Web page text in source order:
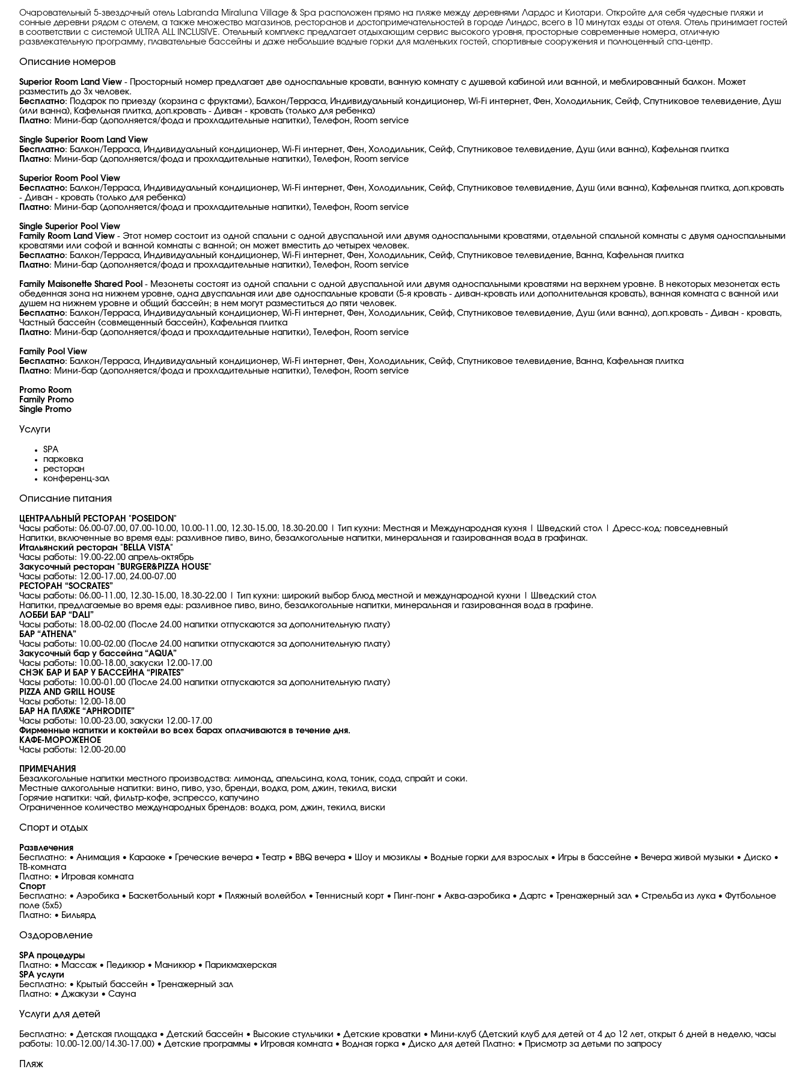
Очаровательный 5-звездочный отель Labranda Miraluna Village & Spa расположен прямо на пляже между деревнями Лардос и Киотари. Откройте для себя чудесные пляжи и
сонные деревни рядом с отелем, а также множество магазинов, ресторанов и достопримечательностей в городе Линдос, всего в 10 минутах езды от отеля. Отель принимает гостей
в соответствии с системой ULTRA ALL INCLUSIVE. Отельный комплекс предлагает отдыхающим сервис высокого уровня, просторные современные номера, отличную
развлекательную программу, плавательные бассейны и даже небольшие водные горки для маленьких гостей, спортивные сооружения и полноценный спа-центр.
Описание номеров
Superior Room Land View - Просторный номер предлагает две односпальные кровати, ванную комнату с душевой кабиной или ванной, и меблированный балкон. Может
разместить до 3х человек.
Бесплатно: Подарок по приезду (корзина с фруктами), Балкон/Терраса, Индивидуальный кондиционер, Wi-Fi интернет, Фен, Холодильник, Сейф, Спутниковое телевидение, Душ
(или ванна), Кафельная плитка, доп.кровать - Диван - кровать (только для ребенка)
Платно: Мини-бар (дополняется/фода и прохладительные напитки), Телефон, Room service
Single Superior Room Land View
Бесплатно: Балкон/Терраса, Индивидуальный кондиционер, Wi-Fi интернет, Фен, Холодильник, Сейф, Спутниковое телевидение, Душ (или ванна), Кафельная плитка
Платно: Мини-бар (дополняется/фода и прохладительные напитки), Телефон, Room service
Superior Room Pool View
Бесплатно: Балкон/Терраса, Индивидуальный кондиционер, Wi-Fi интернет, Фен, Холодильник, Сейф, Спутниковое телевидение, Душ (или ванна), Кафельная плитка, доп.кровать
- Диван - кровать (только для ребенка)
Платно: Мини-бар (дополняется/фода и прохладительные напитки), Телефон, Room service
Single Superior Pool View
Family Room Land View - Этот номер состоит из одной спальни с одной двуспальной или двумя односпальными кроватями, отдельной спальной комнаты с двумя односпальными
кроватями или софой и ванной комнаты с ванной; он может вместить до четырех человек.
Бесплатно: Балкон/Терраса, Индивидуальный кондиционер, Wi-Fi интернет, Фен, Холодильник, Сейф, Спутниковое телевидение, Ванна, Кафельная плитка
Платно: Мини-бар (дополняется/фода и прохладительные напитки), Телефон, Room service
Family Maisonette Shared Pool - Мезонеты состоят из одной спальни с одной двуспальной или двумя односпальными кроватями на верхнем уровне. В некоторых мезонетах есть
обеденная зона на нижнем уровне, одна двуспальная или две односпальные кровати (5-я кровать - диван-кровать или дополнительная кровать), ванная комната с ванной или
душем на нижнем уровне и общий бассейн; в нем могут разместиться до пяти человек.
Бесплатно: Балкон/Терраса, Индивидуальный кондиционер, Wi-Fi интернет, Фен, Холодильник, Сейф, Спутниковое телевидение, Душ (или ванна), доп.кровать - Диван - кровать,
Частный бассейн (совмещенный бассейн), Кафельная плитка
Платно: Мини-бар (дополняется/фода и прохладительные напитки), Телефон, Room service
Family Pool View
Бесплатно: Балкон/Терраса, Индивидуальный кондиционер, Wi-Fi интернет, Фен, Холодильник, Сейф, Спутниковое телевидение, Ванна, Кафельная плитка
Платно: Мини-бар (дополняется/фода и прохладительные напитки), Телефон, Room service
Promo Room
Family Promo
Single Promo
Услуги
SPA
парковка
ресторан
конференц-зал
Описание питания
ЦЕНТРАЛЬНЫЙ РЕСТОРАН "POSEIDON"
Часы работы: 06.00-07.00, 07.00-10.00, 10.00-11.00, 12.30-15.00, 18.30-20.00 | Тип кухни: Местная и Международная кухня | Шведский стол | Дресс-код: повседневный
Напитки, включенные во время еды: разливное пиво, вино, безалкогольные напитки, минеральная и газированная вода в графинах.
Итальянский ресторан "BELLA VISTA"
Часы работы: 19.00-22.00 апрель-октябрь
Закусочный ресторан "BURGER&PIZZA HOUSE"
Часы работы: 12.00-17.00, 24.00-07.00
РЕСТОРАН “SOCRATES”
Часы работы: 06.00-11.00, 12.30-15.00, 18.30-22.00 | Тип кухни: широкий выбор блюд местной и международной кухни | Шведский стол
Напитки, предлагаемые во время еды: разливное пиво, вино, безалкогольные напитки, минеральная и газированная вода в графине.
ЛОББИ БАР “DALI”
Часы работы: 18.00-02.00 (После 24.00 напитки отпускаются за дополнительную плату)
БАР “ATHENA”
Часы работы: 10.00-02.00 (После 24.00 напитки отпускаются за дополнительную плату)
Закусочный бар у бассейна “AQUA”
Часы работы: 10.00-18.00, закуски 12.00-17.00
СНЭК БАР И БАР У БАССЕЙНА “PIRATES”
Часы работы: 10.00-01.00 (После 24.00 напитки отпускаются за дополнительную плату)
PIZZA AND GRILL HOUSE
Часы работы: 12.00-18.00
БАР НА ПЛЯЖЕ “APHRODITE”
Часы работы: 10.00-23.00, закуски 12.00-17.00
Фирменные напитки и коктейли во всех барах оплачиваются в течение дня.
КАФЕ-МОРОЖЕНОЕ
Часы работы: 12.00-20.00
ПРИМЕЧАНИЯ
Безалкогольные напитки местного производства: лимонад, апельсина, кола, тоник, сода, спрайт и соки.
Местные алкогольные напитки: вино, пиво, узо, бренди, водка, ром, джин, текила, виски
Горячие напитки: чай, фильтр-кофе, эспрессо, капучино
Ограниченное количество международных брендов: водка, ром, джин, текила, виски
Спорт и отдых
Развлечения
Бесплатно: • Анимация • Караоке • Греческие вечера • Театр • BBQ вечера • Шоу и мюзиклы • Водные горки для взрослых • Игры в бассейне • Вечера живой музыки • Диско •
ТВ-комната
Платно: • Игровая комната
Спорт
Бесплатно: • Аэробика • Баскетбольный корт • Пляжный волейбол • Теннисный корт • Пинг-понг • Аква-аэробика • Дартс • Тренажерный зал • Стрельба из лука • Футбольное
поле (5x5)
Платно: • Бильярд
Оздоровление
SPA процедуры
Платно: • Массаж • Педикюр • Маникюр • Парикмахерская
SPA услуги
Бесплатно: • Крытый бассейн • Тренажерный зал
Платно: • Джакузи • Сауна
Услуги для детей
Бесплатно: • Детская площадка • Детский бассейн • Высокие стульчики • Детские кроватки • Мини-клуб (Детский клуб для детей от 4 до 12 лет, открыт 6 дней в неделю, часы
работы: 10.00-12.00/14.30-17.00) • Детские программы • Игровая комната • Водная горка • Диско для детей Платно: • Присмотр за детьми по запросу
Пляж